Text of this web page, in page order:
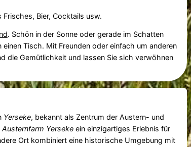
Bier, Cocktails usw.
. Schön in der Sonne oder gerade im Schatten
Tisch. Mit Freunden oder einfach um anderen
die Gemütlichkeit und lassen Sie sich verwöhnen
Yerseke, bekannt als Zentrum der Austern- und
Austernfarm Yersekeein einzigartiges Erlebnis für
Ort kombiniert eine historische Umgebung mit